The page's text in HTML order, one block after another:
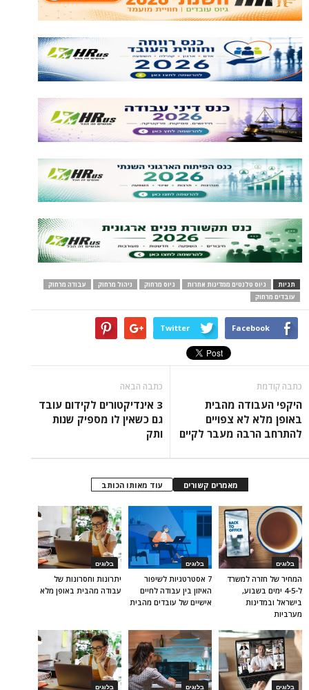
תגיות גיוס טלנטים ממדינות אחרות גיוס מרחוק ניהול מרחוק
עבודה מרחוק
עובדים מרחוק
Facebook
Twitter
כתבה קודמת
היקפי העבודה מהבית
באופן מלא לא צפויים
להתרחב הרבה מעבר לקיים
כתבה הבאה
3 אינדיקטורים לקידום עובד
גם כשאין לו מספיק שנות
ותק
מאמרים קשורים עוד מאותו הכותב
בלוגים
יתרונות וחסרונות של
עבודה מהבית באופן מלא
בלוגים
7 אסטרטגיות לשיפור
האיזון בין עבודה לחיים
אישיים של עובדים מהבית
בלוגים
המחיר של חזרה למשרד
ל-4-5 ימים בשבוע,
בישראל ובמדינות
מערביות
בלוגים בלוגים בלוגים